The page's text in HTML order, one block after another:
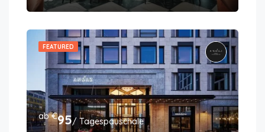
FEATURED
ab €95/ Tagespauschale